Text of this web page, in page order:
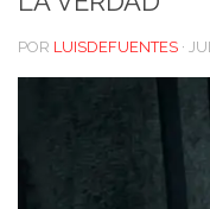
POR LUISDEFUENTES ·